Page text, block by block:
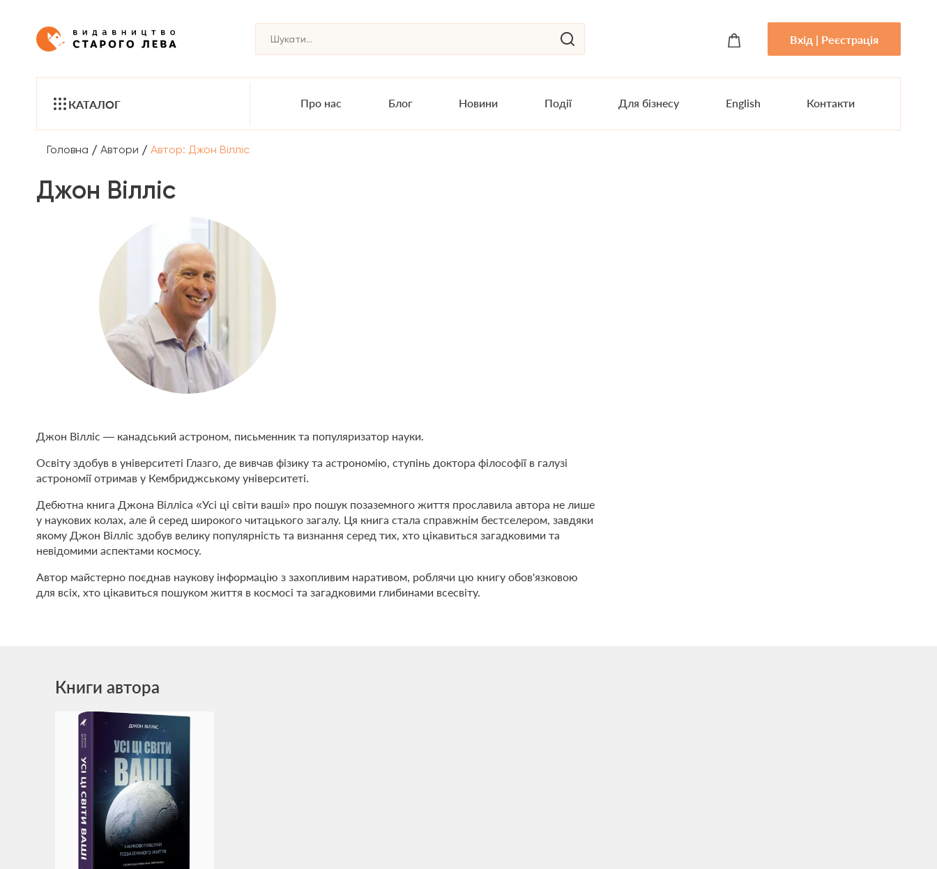
Вхід | Реєстрація
КАТАЛОГ Про нас Блог Новини Події Для бізнесу English Контакти
Головна / Автори / Автор: Джон Вілліс
Джон Вілліс
Джон Вілліс — канадський астроном, письменник та популяризатор науки.
Освіту здобув в університеті Глазго, де вивчав фізику та астрономію, ступінь доктора філософії в галузі
астрономії отримав у Кембриджському університеті.
Дебютна книга Джона Вілліса «Усі ці світи ваші» про пошук позаземного життя прославила автора не лише
у наукових колах, але й серед широкого читацького загалу. Ця книга стала справжнім бестселером, завдяки
якому Джон Вілліс здобув велику популярність та визнання серед тих, хто цікавиться загадковими та
невідомими аспектами космосу.
Автор майстерно поєднав наукову інформацію з захопливим наративом, роблячи цю книгу обов'язковою
для всіх, хто цікавиться пошуком життя в космосі та загадковими глибинами всесвіту.
Книги автора